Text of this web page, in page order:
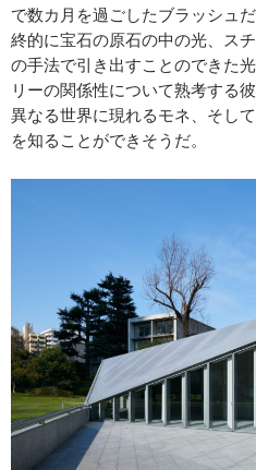
で数カ月を過ごしたブラッシュ
終的に宝石の原石の中の光、ス
の手法で引き出すことのできた
リーの関係性について熟考する
異なる世界に現れるモネ、そし
を知ることができそうだ。